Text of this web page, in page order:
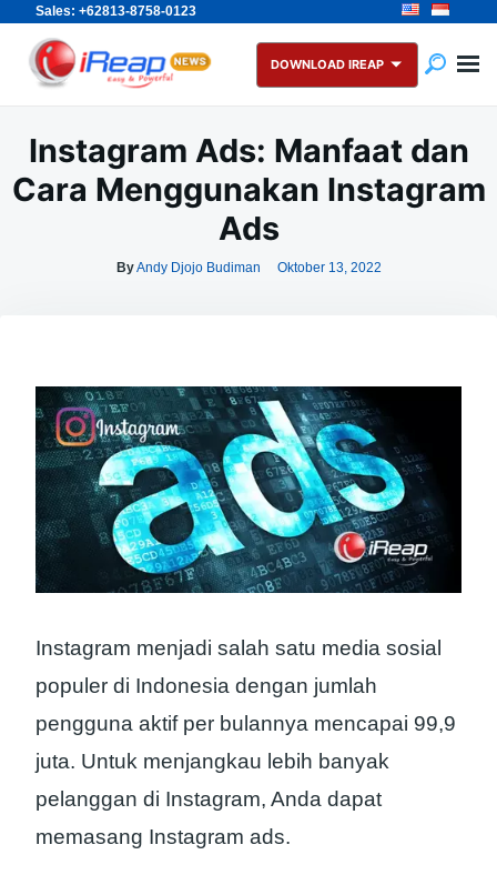
Sales: +62813-8758-0123
Skip
content
Search
for:
DOWNLOAD IREAP
Instagram Ads: Manfaat dan
Cara Menggunakan Instagram
Ads
ByAndy Djojo Budiman Oktober 13, 2022
Instagram menjadi salah satu media sosial
populer di Indonesia dengan jumlah
pengguna aktif per bulannya mencapai 99,9
juta. Untuk menjangkau lebih banyak
pelanggan di Instagram, Anda dapat
memasang Instagram ads.